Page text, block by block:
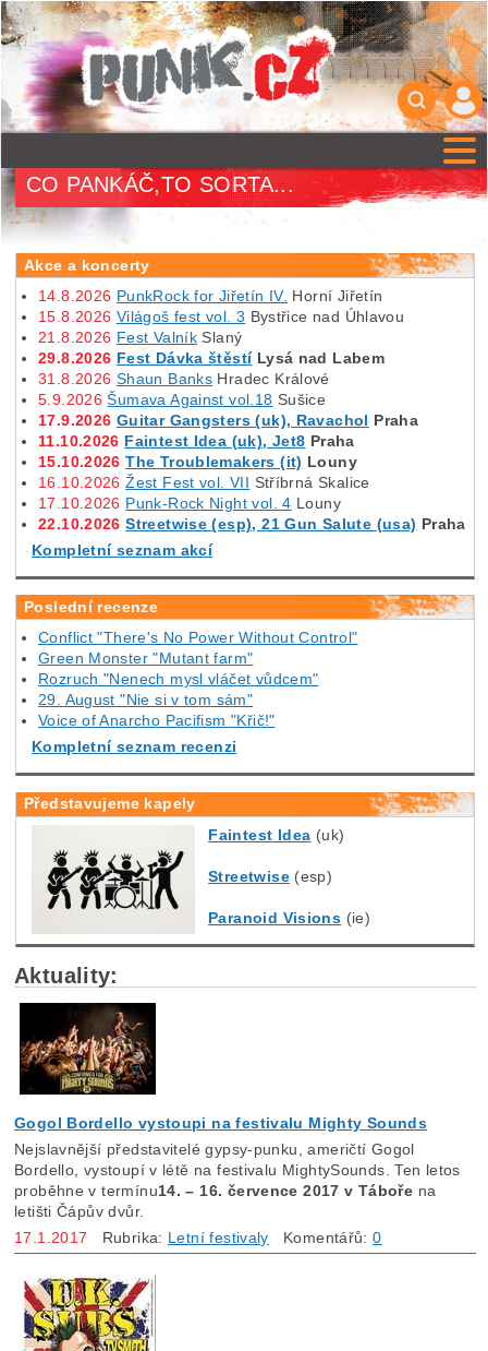
CO PANKÁČ,TO SORTA...
Akce a koncerty
14.8.2026 PunkRock for Jiřetín IV. Horní Jiřetín
15.8.2026 Világoš fest vol. 3 Bystřice nad Úhlavou
21.8.2026 Fest Valník Slaný
29.8.2026 Fest Dávka štěstíLysá nad Labem
31.8.2026 Shaun Banks Hradec Králové
5.9.2026 Šumava Against vol.18 Sušice
17.9.2026 Guitar Gangsters (uk), Ravachol Praha
11.10.2026 Faintest Idea (uk), Jet8 Praha
15.10.2026 The Troublemakers (it) Louny
16.10.2026 Žest Fest vol. VII Stříbrná Skalice
17.10.2026 Punk-Rock Night vol. 4 Louny
22.10.2026 Streetwise (esp), 21 Gun Salute (usa) Praha
Kompletní seznam akcí
Poslední recenze
Conflict "There's No Power Without Control"
Green Monster "Mutant farm"
Rozruch "Nenech mysl vláčet vůdcem"
29. August "Nie si v tom sám"
Voice of Anarcho Pacifism "Křič!"
Kompletní seznam recenzi
Představujeme kapely
Faintest Idea (uk)
Streetwise(esp)
Paranoid Visions (ie)
Aktuality:
Gogol Bordello vystoupi na festivalu Mighty Sounds
Nejslavnější představitelé gypsy-punku, američtí Gogol
Bordello, vystoupí v létě na festivalu MightySounds. Ten letos
proběhne v termínu14. – 16. července 2017 v Táboře na
letišti Čápův dvůr.
17.1.2017 Rubrika: Letní festivaly Komentářů:0